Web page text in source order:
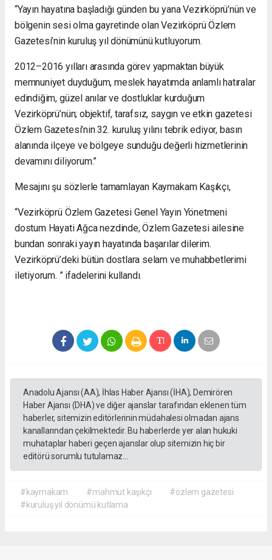
“Yayın hayatına başladığı günden bu yana Vezirköprü’nün ve
bölgenin sesi olma gayretinde olan Vezirköprü Özlem
Gazetesi’nin kuruluş yıl dönümünü kutluyorum.
2012–2016 yılları arasında görev yapmaktan büyük
memnuniyet duyduğum, meslek hayatımda anlamlı hatıralar
edindiğim, güzel anılar ve dostluklar kurduğum
Vezirköprü’nün; objektif, tarafsız, saygın ve etkin gazetesi
Özlem Gazetesi’nin 32. kuruluş yılını tebrik ediyor, basın
alanında ilçeye ve bölgeye sunduğu değerli hizmetlerinin
devamını diliyorum.”
Mesajını şu sözlerle tamamlayan Kaymakam Kaşıkçı,
“Vezirköprü Özlem Gazetesi Genel Yayın Yönetmeni
dostum Hayati Ağca nezdinde, Özlem Gazetesi ailesine
bundan sonraki yayın hayatında başarılar dilerim.
Vezirköprü’deki bütün dostlara selam ve muhabbetlerimi
iletiyorum. ” ifadelerini kullandı.
Anadolu Ajansı (AA), İhlas Haber Ajansı (İHA), Demirören
Haber Ajansı (DHA) ve diğer ajanslar tarafından eklenen tüm
haberler, sitemizin editörlerinin müdahalesi olmadan ajans
kanallarından çekilmektedir. Bu haberlerde yer alan hukuki
muhataplar haberi geçen ajanslar olup sitemizin hiç bir
editörü sorumlu tutulamaz...
#kaymakam #mahmut kaşıkçı
#özlem gazetesi
#kuruluş yıl dönümü kutlama